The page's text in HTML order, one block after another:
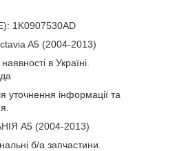
1K0907530AD
A5 (2004-2013)
в Україні.
уточнення інформації та
A5 (2004-2013)
б/а запчастини.